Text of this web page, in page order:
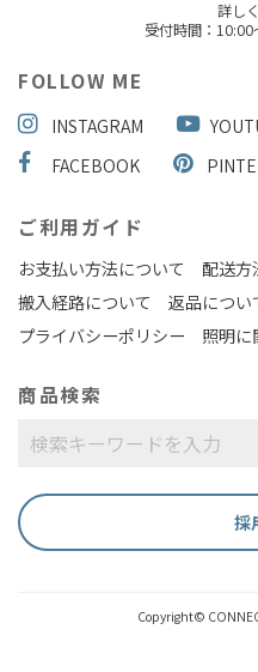
詳し
受付時間：10:00
FOLLOW ME
INSTAGRAM
FACEBOOK
ご利用ガイド
お支払い方法について
配送方
搬入経路について
返品につい
プライバシーポリシー
照明に
商品検索
採
Copyright©